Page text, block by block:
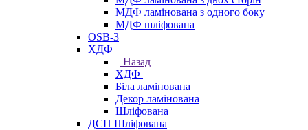
МДФ ламінована з одного боку
МДФ шліфована
OSB-3
ХДФ
Назад
ХДФ
Біла ламінована
Декор ламінована
Шліфована
ДСП Шліфована